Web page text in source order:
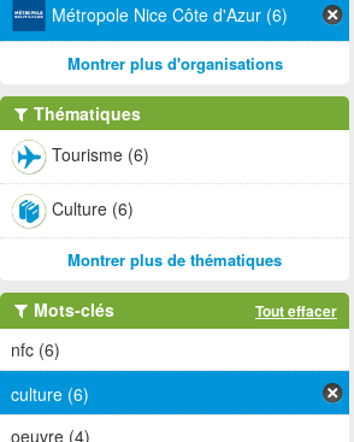
Métropole Nice Côte d'Azur (6)
Montrer plus d'organisations
Thématiques
Tourisme (6)
Culture (6)
Montrer plus de thématiques
Mots-clés Tout effacer
nfc (6)
culture (6)
oeuvre (4)